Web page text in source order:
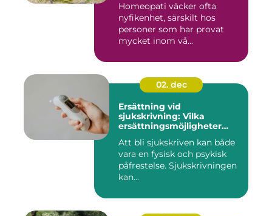
Homeopati väcker ofta
nyfikenhet, särskilt hos
personer som har provat
mycket inom vå...
02. dec
Ersättning vid
sjukskrivning: Vilka
ersättningsmöjligheter
Att bli sjukskriven kan både
vara en fysisk och psykisk
påfrestelse. Sjukskrivningen
kan...